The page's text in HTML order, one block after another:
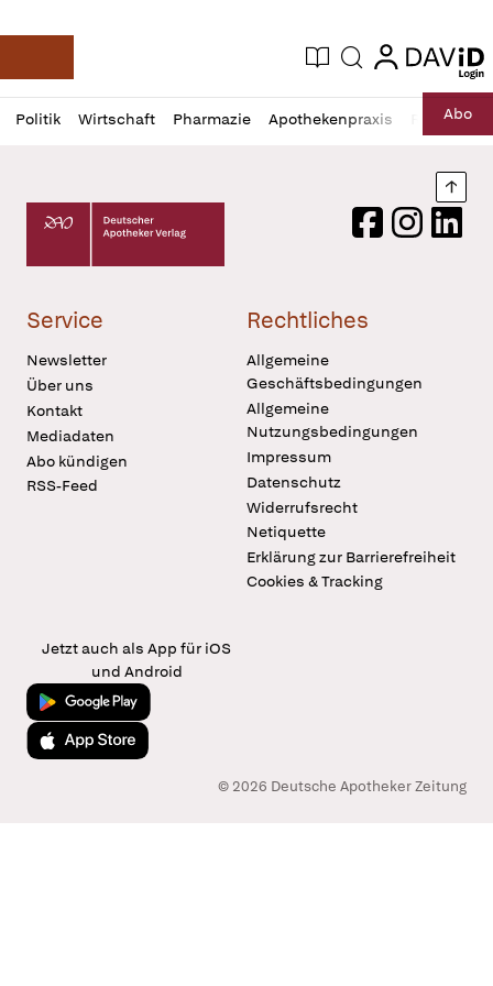
Deutsche Apotheker Zeitung
Aktuelle Ausgabe
Suche login
login
Politik Wirtschaft Pharmazie Apothekenpraxis RechtAbo
Profil
öffnen
Daz
Pur
Deutscher Apotheker Verlag Logo
FacebookInstagram
Service
Newsletter
Über uns
Kontakt
Mediadaten
Abo kündigen
RSS-Feed
Rechtliches
Allgemeine
Geschäftsbedingungen
Allgemeine
Nutzungsbedingungen
Impressum
Datenschutz
Widerrufsrecht
Netiquette
Erklärung zur Barrierefreiheit
Cookies & Tracking
Jetzt auch als App für iOS
und Android
Jetzt bei Google Play
Laden im App Store
© 2026 Deutsche Apotheker Zeitung